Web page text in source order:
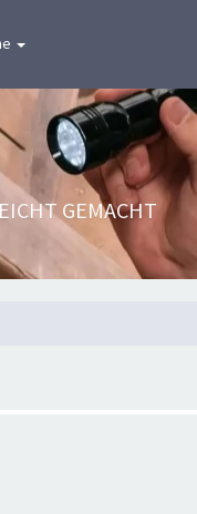
GEMACHT